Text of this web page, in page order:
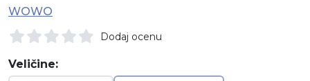
WOWO
Dodaj ocenu
Veličine: